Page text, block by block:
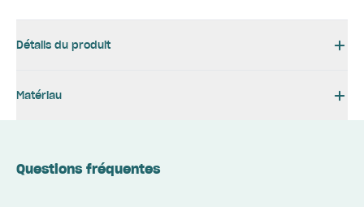
Détails du produit
Matériau
Questions fréquentes